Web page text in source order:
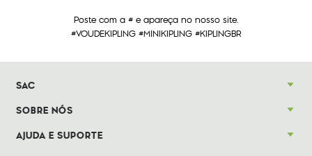
Poste com a # e apareça no nosso site.
#VOUDEKIPLING #MINIKIPLING #KIPLINGBR
SAC
SOBRE NÓS
AJUDA E SUPORTE